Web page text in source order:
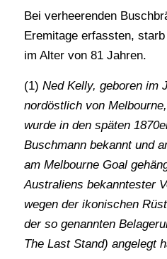
Bei verheerenden
Eremitage erfassten,
im Alter von 81 Jahren.
(1) Ned Kelly, geboren im
nordöstlich von
wurde in den späten
Buschmann bekannt und
am Melbourne Goal
Australiens bekanntester
wegen der ikonischen
der so genannten
The Last Stand) angelegt